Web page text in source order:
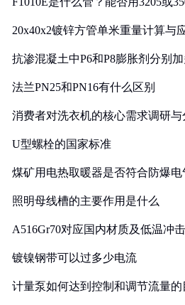
20x40x2镀锌方管单米重量计算与
抗渗混凝土中P6和P8膨胀剂分别
法兰PN25和PN16有什么区别
消费者对洗衣机的核心需求调研与
U型螺栓的国家标准
煤矿用电热取暖器是否符合防爆
照明母线槽的主要作用是什么
A516Gr70对应国内材质及低温冲
镀镍钢带可以过多少电流
计量泵如何达到控制和调节流量的